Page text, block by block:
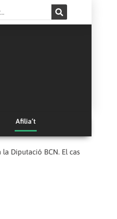
Afilia’t
Diputació BCN. El cas